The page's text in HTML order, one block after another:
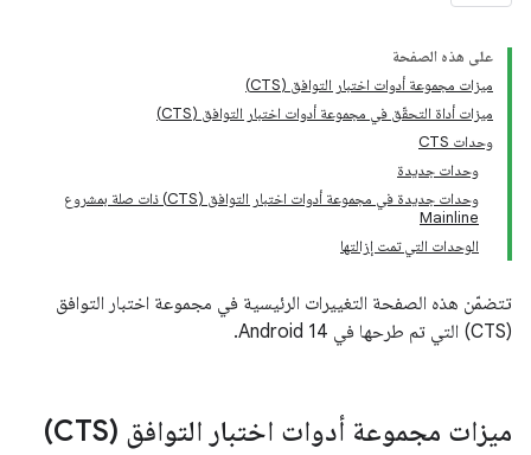
على هذه الصفحة
ميزات مجموعة أدوات اختبار التوافق (CTS)
ميزات أداة التحقّق في مجموعة أدوات اختبار التوافق (CTS)
وحدات CTS
وحدات جديدة
وحدات جديدة في مجموعة أدوات اختبار التوافق (CTS) ذات صلة بمشروع
Mainline
الوحدات التي تمت إزالتها
تتضمّن هذه الصفحة التغييرات الرئيسية في مجموعة اختبار التوافق
(CTS) التي تم طرحها في Android 14.
ميزات مجموعة أدوات اختبار التوافق (CTS)